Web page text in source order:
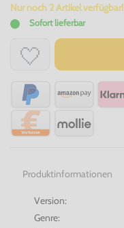
Nur noch 2 Artikel verfügbar!
Sofort lieferbar
Produktinformationen
Version:
Genre: